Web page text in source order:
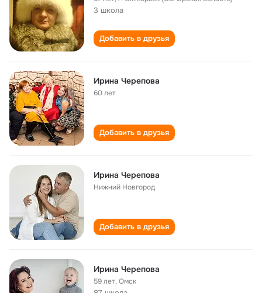
3 школа
Добавить в друзья
Ирина Черепова
60 лет
Добавить в друзья
Ирина Черепова
Нижний Новгород
Добавить в друзья
Ирина Черепова
59 лет,Омск